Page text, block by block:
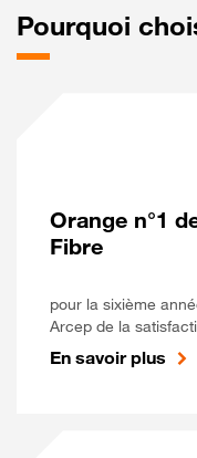
Pourquoi
Orange n°1
Fibre
pour la sixième
Arcep de la
En savoir plus